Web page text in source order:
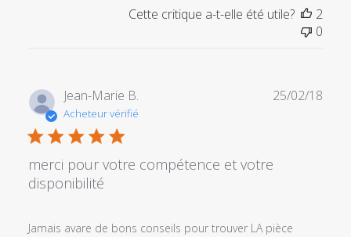
Cette critique a-t-elle été utile?
2
0
Jean-Marie B.
Acheteur vérifié
merci pour votre compétence et votre
disponibilité
Jamais avare de bons conseils pour trouver LA pièce
25/02/18